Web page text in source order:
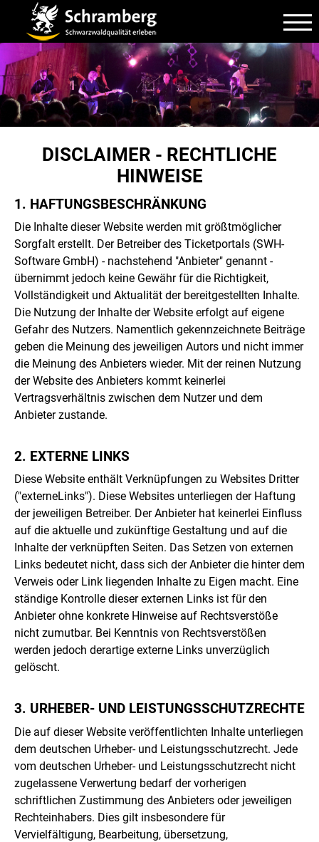
DISCLAIMER - RECHTLICHE
HINWEISE
1. HAFTUNGS­BESCHRÄNKUNG
Die Inhalte dieser Website werden mit größtmöglicher
Sorgfalt erstellt. Der Betreiber des Ticketportals (SWH-
Software GmbH) - nachstehend "Anbieter" genannt -
übernimmt jedoch keine Gewähr für die Richtigkeit,
Vollständigkeit und Aktualität der bereitgestellten Inhalte.
Die Nutzung der Inhalte der Website erfolgt auf eigene
Gefahr des Nutzers. Namentlich gekennzeichnete Beiträge
geben die Meinung des jeweiligen Autors und nicht immer
die Meinung des Anbieters wieder. Mit der reinen Nutzung
der Website des Anbieters kommt keinerlei
Vertragsverhältnis zwischen dem Nutzer und dem
Anbieter zustande.
2. EXTERNE LINKS
Diese Website enthält Verknüpfungen zu Websites Dritter
("externeLinks"). Diese Websites unterliegen der Haftung
der jeweiligen Betreiber. Der Anbieter hat keinerlei Einfluss
auf die aktuelle und zukünftige Gestaltung und auf die
Inhalte der verknüpften Seiten. Das Setzen von externen
Links bedeutet nicht, dass sich der Anbieter die hinter dem
Verweis oder Link liegenden Inhalte zu Eigen macht. Eine
ständige Kontrolle dieser externen Links ist für den
Anbieter ohne konkrete Hinweise auf Rechtsverstöße
nicht zumutbar. Bei Kenntnis von Rechtsverstößen
werden jedoch derartige externe Links unverzüglich
gelöscht.
3. URHEBER- UND LEISTUNGS­SCHUTZRECHTE
Die auf dieser Website veröffentlichten Inhalte unterliegen
dem deutschen Urheber- und Leistungsschutzrecht. Jede
vom deutschen Urheber- und Leistungsschutzrecht nicht
zugelassene Verwertung bedarf der vorherigen
schriftlichen Zustimmung des Anbieters oder jeweiligen
Rechteinhabers. Dies gilt insbesondere für
Vervielfältigung, Bearbeitung, übersetzung,